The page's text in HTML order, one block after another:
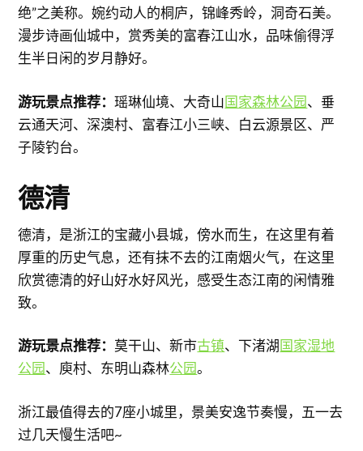
绝”之美称。婉约动人的桐庐，锦峰秀岭，洞奇石美。
漫步诗画仙城中，赏秀美的富春江山水，品味偷得浮
生半日闲的岁月静好。
游玩景点推荐：瑶琳仙境、大奇山国家森林公园、垂
云通天河、深澳村、富春江小三峡、白云源景区、严
子陵钓台。
德清
德清，是浙江的宝藏小县城，傍水而生，在这里有着
厚重的历史气息，还有抹不去的江南烟火气，在这里
欣赏德清的好山好水好风光，感受生态江南的闲情雅
致。
游玩景点推荐： 莫干山、新市古镇、下渚湖国家湿地
公园、庾村、东明山森林公园。
浙江最值得去的7座小城里，景美安逸节奏慢，五一去
过几天慢生活吧~